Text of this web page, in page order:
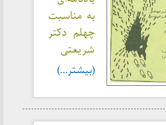
به مناسبت
چهلم دکتر
شریعتی
(بیشتر…)